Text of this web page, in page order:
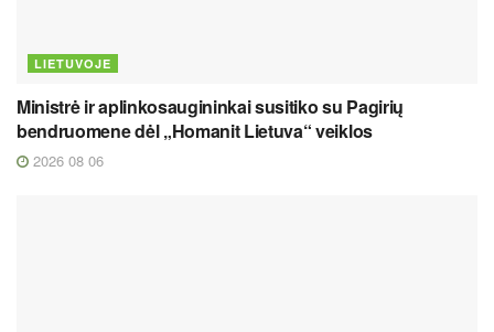
LIETUVOJE
Ministrė ir aplinkosaugininkai susitiko su Pagirių
bendruomene dėl „Homanit Lietuva“ veiklos
2026 08 06